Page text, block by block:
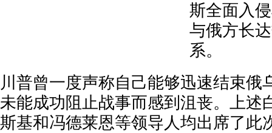
斯全面入
与俄方长
系。
川普曾一度声称自己能够迅速结束俄
未能成功阻止战事而感到沮丧。上述
斯基和冯德莱恩等领导人均出席了此